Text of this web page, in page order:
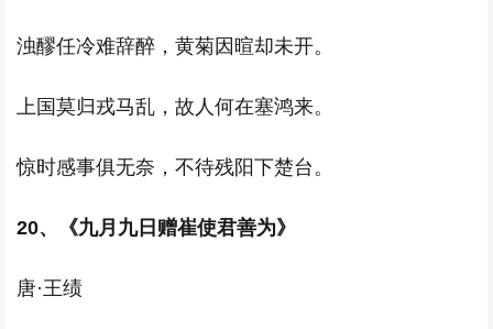
浊醪任冷难辞醉，黄菊因暄却未开。
上国莫归戎马乱，故人何在塞鸿来。
惊时感事俱无奈，不待残阳下楚台。
20、《九月九日赠崔使君善为》
唐·王绩